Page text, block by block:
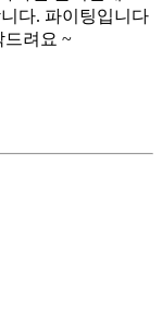
다. 파이팅입니다
드려요 ~